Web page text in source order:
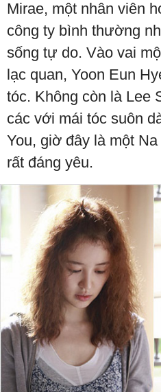
Mirae, một nhân viên
công ty bình thường
sống tự do. Vào vai
lạc quan, Yoon Eun
tóc. Không còn là Lee
các với mái tóc suôn
You, giờ đây là một
rất đáng yêu.